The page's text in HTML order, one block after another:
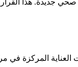
العناية المركزة